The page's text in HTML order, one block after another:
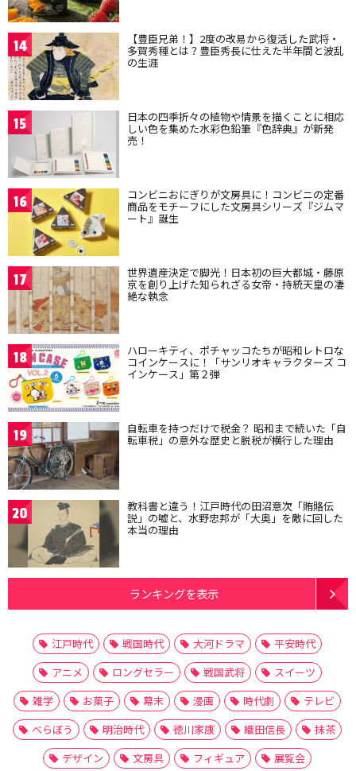
14 【豊臣兄弟！】2度の改易から復活した武将・
多賀秀種とは？豊臣秀長に仕えた半年間と波乱
の生涯
15 日本の四季折々の植物や情景を描くことに相応
しい色を集めた水彩色鉛筆『色辞典』が新発
売！
16 コンビニおにぎりが文房具に！コンビニの定番
商品をモチーフにした文房具シリーズ『ジムマ
ート』誕生
17 世界遺産決定で脚光！日本初の巨大都城・藤原
京を創り上げた知られざる女帝・持統天皇の凄
絶な執念
18 ハローキティ、ポチャッコたちが昭和レトロな
コインケースに！「サンリオキャラクターズ コ
インケース」第２弾
19 自転車を持つだけで税金？ 昭和まで続いた「自
転車税」の意外な歴史と脱税が横行した理由
20 教科書と違う！江戸時代の田沼意次「賄賂伝
説」の嘘と、水野忠邦が「大奥」を敵に回した
本当の理由
ランキングを表示
江戸時代 戦国時代 大河ドラマ
平安時代
アニメ
ロングセラー 戦国武将
スイーツ
雑学
お菓子 幕末 漫画 時代劇
テレビ
べらぼう
明治時代 徳川家康 織田信長
抹茶
デザイン
文房具 フィギュア
展覧会